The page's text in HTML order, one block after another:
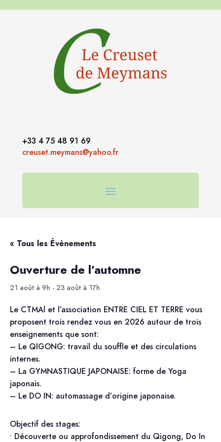
+33 4 75 48 91 69
creuset.meymans@yahoo.fr
« Tous les Évènements
Ouverture de l’automne
21 août à 9h - 23 août à 17h
Le CTMAl et l’association ENTRE CIEL ET TERRE vous
proposent trois rendez vous en 2026 autour de trois
enseignements que sont:
– Le QIGONG: travail du souffle et des circulations
internes.
– La GYMNASTIQUE JAPONAISE: forme de Yoga
japonais.
– Le DO IN: automassage d’origine japonaise.
Objectif des stages:
• Découverte ou approfondissement du Qigong, Do In